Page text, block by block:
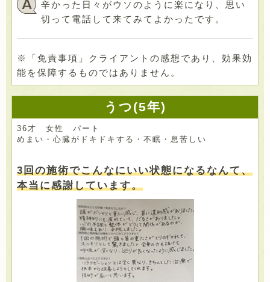
辛かった日々がウソのように楽になり、思い
切って電話して来てみてよかったです。
※「免責事項」クライアントの感想であり、効果効
能を保障するものではありません。
うつ(5年)
36才 女性 パート
めまい・心臓がドキドキする・不眠・息苦しい
3回の施術でこんなにいい状態になるなんて、
本当に感謝しています。